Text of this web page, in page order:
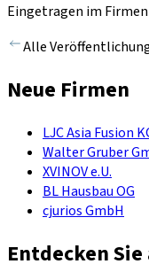
Eingetragen im
Alle
Neue Firmen
LJC Asia Fusion
Walter Gruber
XVINOV e.U.
BL Hausbau OG
cjurios GmbH
Entdecken Sie